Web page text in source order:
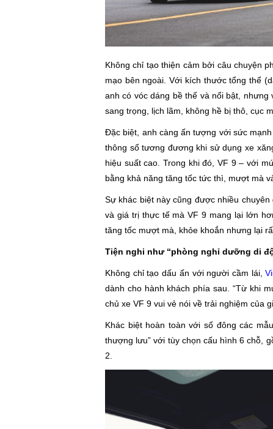
Không chỉ tạo thiện cảm bởi câu chuyện
mạo bên ngoài. Với kích thước tổng thể
anh có vóc dáng bề thế và nổi bật,
sang trọng, lịch lãm, không hề bị thô, cục
Đặc biệt, anh càng ấn tượng với sức
thông số tương đương khi sử dụng xe
hiệu suất cao. Trong khi đó, VF 9 – với
bằng khả năng tăng tốc tức thì, mượt mà
Sự khác biệt này cũng được nhiều
và giá trị thực tế mà VF 9 mang lại lớn
tăng tốc mượt mà, khỏe khoắn nhưng lại
Tiện nghi như “phòng nghỉ dưỡng di
Không chỉ tạo dấu ấn với người cầm lái,
dành cho hành khách phía sau. “Từ khi
chủ xe VF 9 vui vẻ nói về trải nghiệm của
Khác biệt hoàn toàn với số đông các
thượng lưu” với tùy chọn cấu hình 6 chỗ,
2.